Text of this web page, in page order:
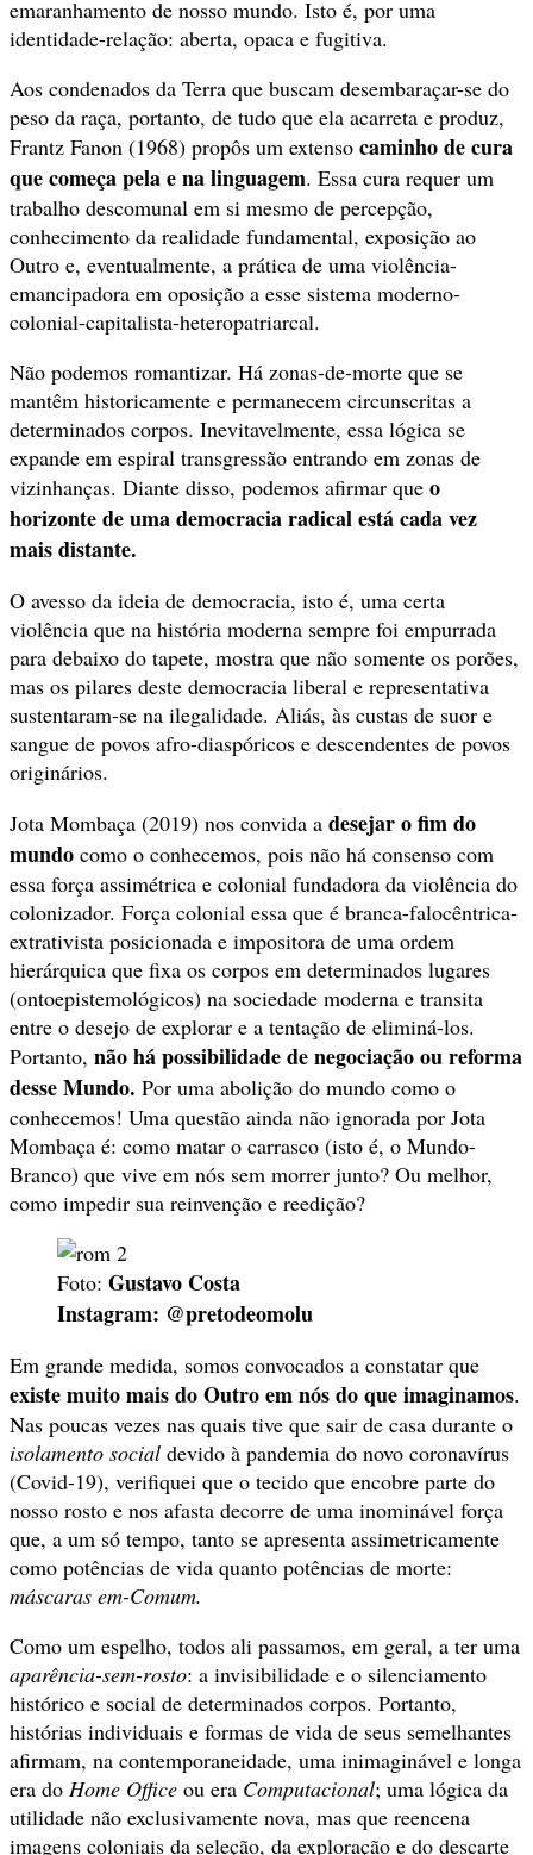
emaranhamento de nosso mundo. Isto é, por uma
identidade-relação: aberta, opaca e fugitiva.
Aos condenados da Terra que buscam desembaraçar-se do
peso da raça, portanto, de tudo que ela acarreta e produz,
Frantz Fanon (1968) propôs um extenso caminho de cura
que começa pela e na linguagem. Essa cura requer um
trabalho descomunal em si mesmo de percepção,
conhecimento da realidade fundamental, exposição ao
Outro e, eventualmente, a prática de uma violência-
emancipadora em oposição a esse sistema moderno-
colonial-capitalista-heteropatriarcal.
Não podemos romantizar. Há zonas-de-morte que se
mantêm historicamente e permanecem circunscritas a
determinados corpos. Inevitavelmente, essa lógica se
expande em espiral transgressão entrando em zonas de
vizinhanças. Diante disso, podemos afirmar que o
horizonte de uma democracia radical está cada vez
mais distante.
O avesso da ideia de democracia, isto é, uma certa
violência que na história moderna sempre foi empurrada
para debaixo do tapete, mostra que não somente os porões,
mas os pilares deste democracia liberal e representativa
sustentaram-se na ilegalidade. Aliás, às custas de suor e
sangue de povos afro-diaspóricos e descendentes de povos
originários.
Jota Mombaça (2019) nos convida a desejar o fim do
mundo como o conhecemos, pois não há consenso com
essa força assimétrica e colonial fundadora da violência do
colonizador. Força colonial essa que é branca-falocêntrica-
extrativista posicionada e impositora de uma ordem
hierárquica que fixa os corpos em determinados lugares
(ontoepistemológicos) na sociedade moderna e transita
entre o desejo de explorar e a tentação de eliminá-los.
Portanto, não há possibilidade de negociação ou reforma
desse Mundo. Por uma abolição do mundo como o
conhecemos! Uma questão ainda não ignorada por Jota
Mombaça é: como matar o carrasco (isto é, o Mundo-
Branco) que vive em nós sem morrer junto? Ou melhor,
como impedir sua reinvenção e reedição?
Foto: Gustavo Costa
Instagram: @pretodeomolu
Em grande medida, somos convocados a constatar que
existe muito mais do Outro em nós do que imaginamos.
Nas poucas vezes nas quais tive que sair de casa durante o
isolamento social devido à pandemia do novo coronavírus
(Covid-19), verifiquei que o tecido que encobre parte do
nosso rosto e nos afasta decorre de uma inominável força
que, a um só tempo, tanto se apresenta assimetricamente
como potências de vida quanto potências de morte:
máscaras em-Comum.
Como um espelho, todos ali passamos, em geral, a ter uma
aparência-sem-rosto: a invisibilidade e o silenciamento
histórico e social de determinados corpos. Portanto,
histórias individuais e formas de vida de seus semelhantes
afirmam, na contemporaneidade, uma inimaginável e longa
era do Home Office ou era Computacional; uma lógica da
utilidade não exclusivamente nova, mas que reencena
imagens coloniais da seleção, da exploração e do descarte